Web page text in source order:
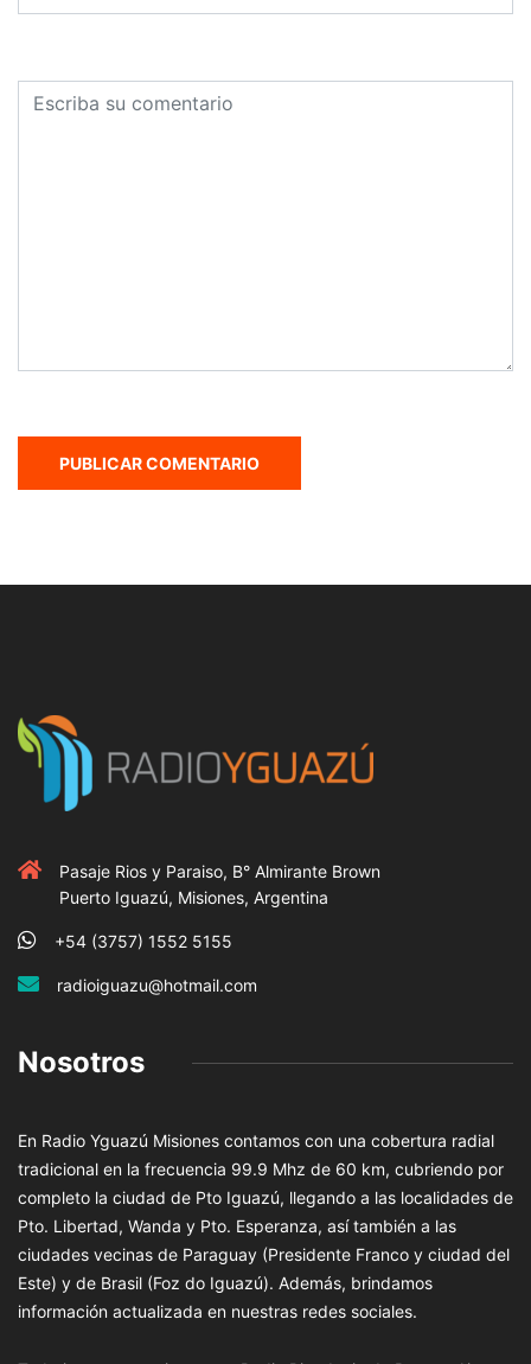
Pasaje Rios y Paraiso, B° Almirante Brown
Puerto Iguazú, Misiones, Argentina
+54 (3757) 1552 5155
radioiguazu@hotmail.com
Nosotros
En Radio Yguazú Misiones contamos con una cobertura radial
tradicional en la frecuencia 99.9 Mhz de 60 km, cubriendo por
completo la ciudad de Pto Iguazú, llegando a las localidades de
Pto. Libertad, Wanda y Pto. Esperanza, así también a las
ciudades vecinas de Paraguay (Presidente Franco y ciudad del
Este) y de Brasil (Foz do Iguazú). Además, brindamos
información actualizada en nuestras redes sociales.